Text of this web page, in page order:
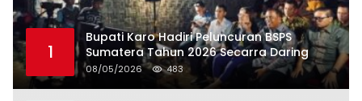
1
Bupati Karo Hadiri Peluncuran BSPS
Sumatera Tahun 2026 Secarra Daring
08/05/2026 483